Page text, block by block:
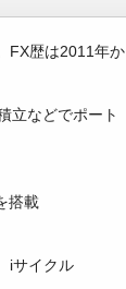
FX歴は2011年か
立などでポート
搭載
iサイクル